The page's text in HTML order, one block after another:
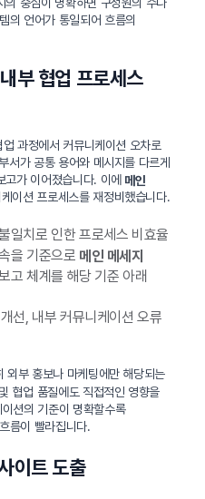
의 언어가 통일되어 흐름의
부 협업 프로세스
과정에서 커뮤니케이션 오차로
서가 공통 용어와 메시지를 다르게
가 이어졌습니다. 이에 메인
이션 프로세스를 재정비했습니다.
일치로 인한 프로세스 비효율
을 기준으로 메인 메세지
고 체계를 해당 기준 아래
선, 내부 커뮤니케이션 오류
외부 홍보나 마케팅에만 해당되는
협업 품질에도 직접적인 영향을
션의 기준이 명확할수록
름이 빨라집니다.
이트 도출